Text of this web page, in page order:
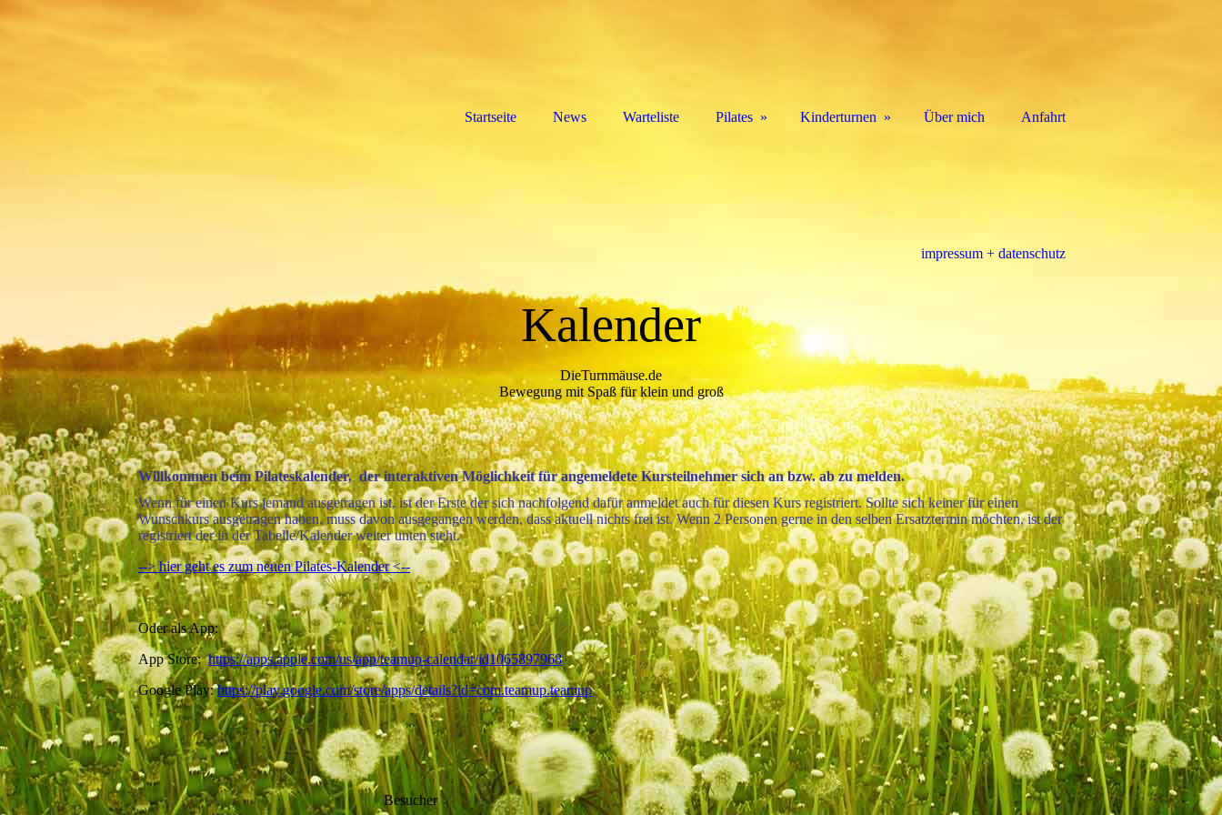
Kalender
DieTurnmäuse.de
Bewegung mit Spaß für klein und groß
Willkommen beim Pilateskalender, der interaktiven Möglichkeit für angemeldete Kursteilnehmer sich an bzw. ab zu melden.
Wenn für einen Kurs jemand ausgetragen ist, ist der Erste der sich nachfolgend dafür anmeldet auch für diesen Kurs registriert. Sollte sich keiner für einen
Wunschkurs ausgetragen haben, muss davon ausgegangen werden, dass aktuell nichts frei ist. Wenn 2 Personen gerne in den selben Ersatztermin möchten, ist der
registriert der in der Tabelle/Kalender weiter unten steht.
--> hier geht es zum neuen Pilates-Kalender <--
Oder als App:
App Store:https://apps.apple.com/us/app/teamup-calendar/id1065897968
Google Play:https://play.google.com/store/apps/details?id=com.teamup.teamup
Besucher
Startseite News Warteliste Pilates Kinderturnen Über mich Anfahrt
impressum + datenschutz